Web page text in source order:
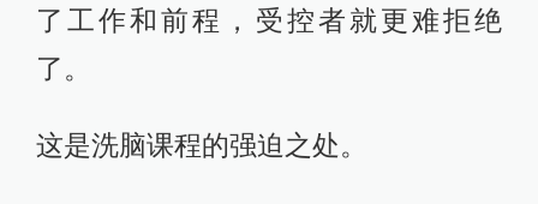
了工作和前程，受控者就更难拒绝
了。
这是洗脑课程的强迫之处。